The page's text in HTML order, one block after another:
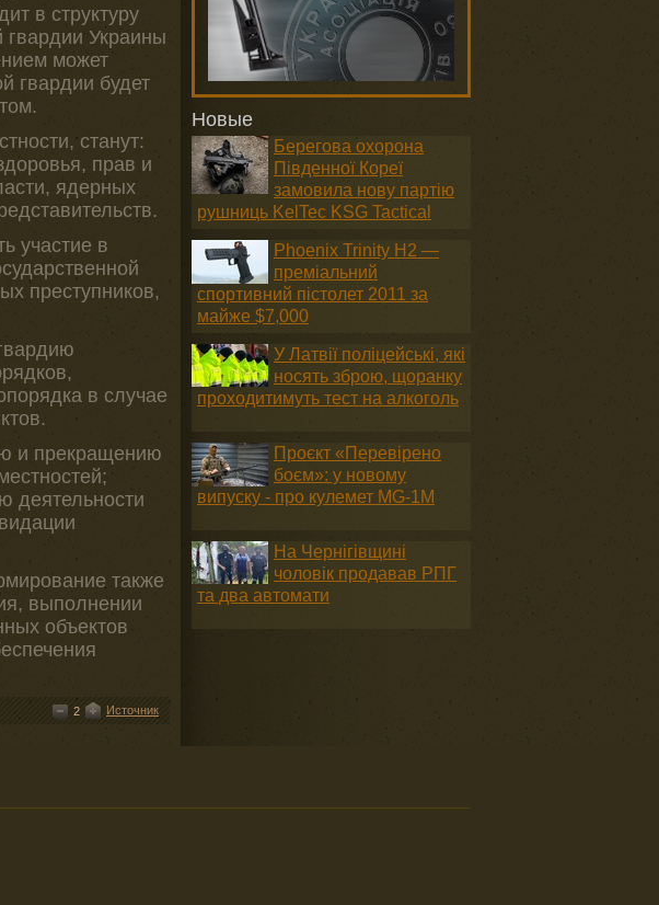
в структуру
Украины
может
гвардии будет
станут:
прав и
ядерных
участие в
преступников,
в случае
и прекращению
деятельности
также
выполнении
объектов
Источник
2
Новые
Берегова охорона
Південної Кореї
замовила нову партію
рушниць KelTec KSG Tactical
Phoenix Trinity H2 —
преміальний
спортивний пістолет 2011 за
майже $7,000
У Латвії поліцейські, які
носять зброю, щоранку
проходитимуть тест на алкоголь
Проєкт «Перевірено
боєм»: у новому
випуску - про кулемет MG-1М
На Чернігівщині
чоловік продавав РПГ
та два автомати